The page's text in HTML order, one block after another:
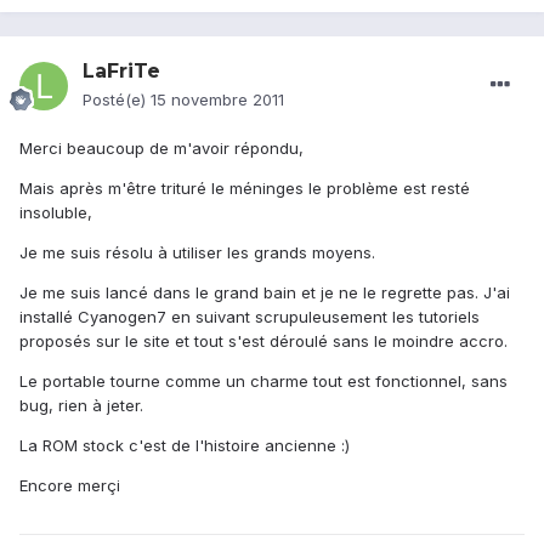
LaFriTe
Posté(e) 15 novembre 2011
Merci beaucoup de m'avoir répondu,
Mais après m'être trituré le méninges le problème est resté
insoluble,
Je me suis résolu à utiliser les grands moyens.
Je me suis lancé dans le grand bain et je ne le regrette pas. J'ai
installé Cyanogen7 en suivant scrupuleusement les tutoriels
proposés sur le site et tout s'est déroulé sans le moindre accro.
Le portable tourne comme un charme tout est fonctionnel, sans
bug, rien à jeter.
La ROM stock c'est de l'histoire ancienne :)
Encore merçi